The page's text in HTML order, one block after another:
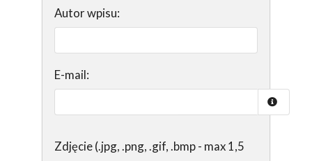
Autor wpisu:
E-mail:
Zdjęcie (.jpg, .png, .gif, .bmp - max 1,5